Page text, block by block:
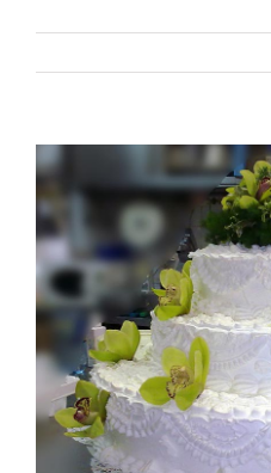
View
Larger
Image